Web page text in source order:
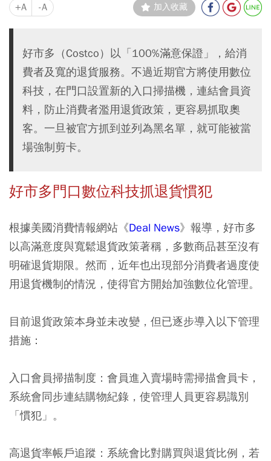
+A -A 加入收藏
好市多（Costco）以「100%滿意保證」，給消
費者及寬的退貨服務。不過近期官方將使用數位
科技，在門口設置新的入口掃描機，連結會員資
料，防止消費者濫用退貨政策，更容易抓取奧
客。一旦被官方抓到並列為黑名單，就可能被當
場強制剪卡。
好市多門口數位科技抓退貨慣犯
根據美國消費情報網站《Deal News》報導，好市多
以高滿意度與寬鬆退貨政策著稱，多數商品甚至沒有
明確退貨期限。然而，近年也出現部分消費者過度使
用退貨機制的情況，使得官方開始加強數位化管理。
目前退貨政策本身並未改變，但已逐步導入以下管理
措施：
入口會員掃描制度 ：會員進入賣場時需掃描會員卡，
系統會同步連結購物紀錄，使管理人員更容易識別
「慣犯」。
高退貨率帳戶追蹤 ：系統會比對購買與退貨比例，若